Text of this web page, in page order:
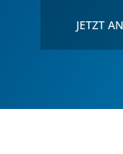
JETZT